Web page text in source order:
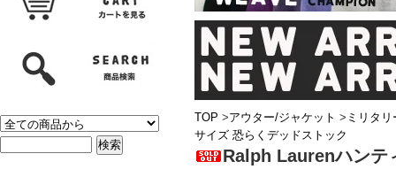
TOP >アウター/ジャケット > ミリタ
サイズ 恐らくデッドストック
Ralph Laurenハンテ